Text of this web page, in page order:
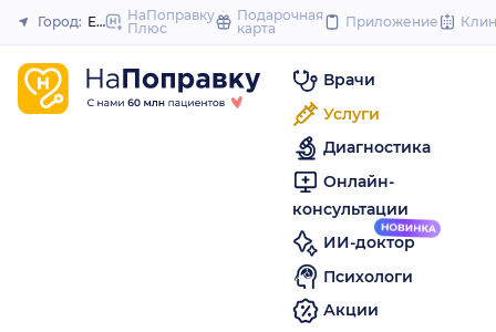
to
Закрыть
Город: Екатеринбург
НаПоправку
Плюс
Подарочная
карта
Приложение
Врачи
Услуги
Диагностика
Онлайн-
консультации
ИИ-доктор
Психологи
Акции